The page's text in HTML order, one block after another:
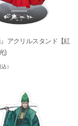
』アクリルスタンド【紅
)
込）